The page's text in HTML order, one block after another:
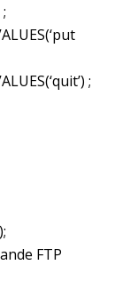
;
FTP